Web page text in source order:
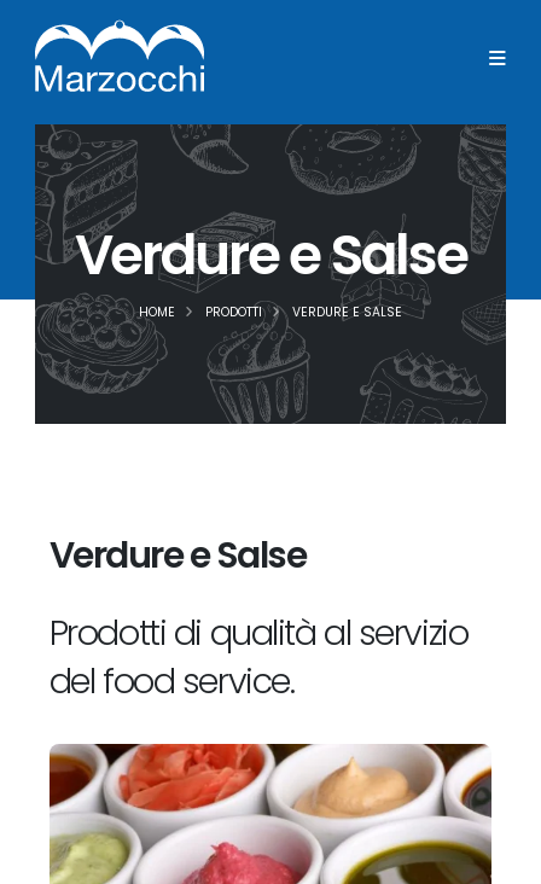
Verdure e Salse
HOME PRODOTTI VERDURE E SALSE
Verdure e Salse
Prodotti di qualità al servizio
del food service.